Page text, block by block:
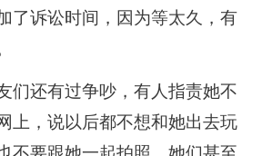
了诉讼时间，因为等太久，有
们还有过争吵，有人指责她不
上，说以后都不想和她出去玩